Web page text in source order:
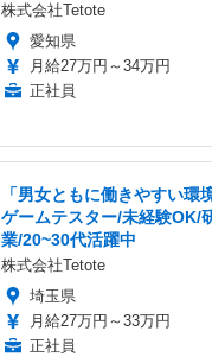
株式会社Tetote
愛知県
月給27万円～34万円
正社員
「男女ともに働きやすい環
ゲームテスター/未経験OK/
業/20~30代活躍中
株式会社Tetote
埼玉県
月給27万円～33万円
正社員